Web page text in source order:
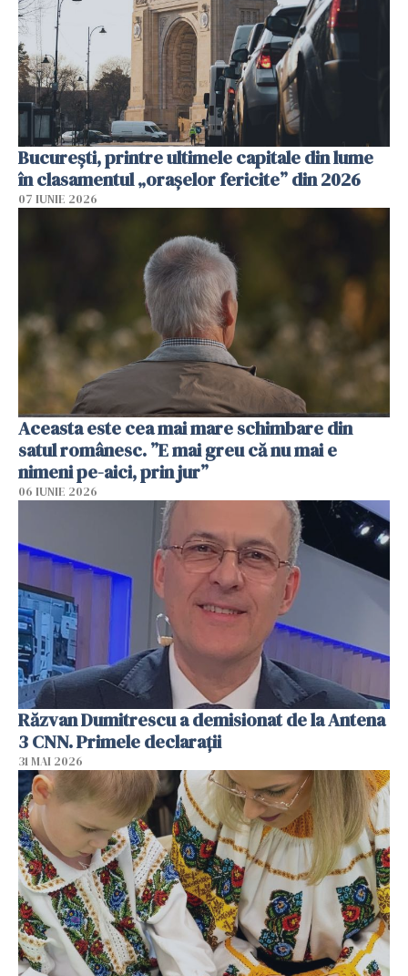
București, printre ultimele capitale din lume
în clasamentul „orașelor fericite” din 2026
07 IUNIE 2026
Aceasta este cea mai mare schimbare din
satul românesc. ”E mai greu că nu mai e
nimeni pe-aici, prin jur”
06 IUNIE 2026
Răzvan Dumitrescu a demisionat de la Antena
3 CNN. Primele declarații
31 MAI 2026